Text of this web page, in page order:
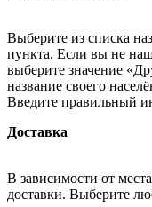
Выберите из списка
пункта. Если вы не
выберите значение
название своего
Введите правильный
Доставка
В зависимости от
доставки. Выберите